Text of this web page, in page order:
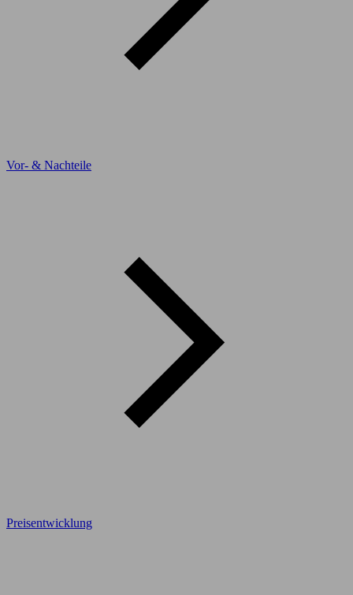
Vor- & Nachteile
Preisentwicklung